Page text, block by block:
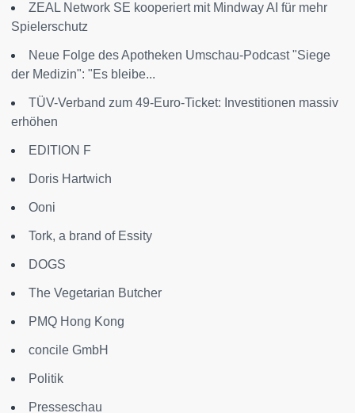
ZEAL Network SE kooperiert mit Mindway AI für mehr
Spielerschutz
Neue Folge des Apotheken Umschau-Podcast "Siege
der Medizin": "Es bleibe...
TÜV-Verband zum 49-Euro-Ticket: Investitionen massiv
erhöhen
EDITION F
Doris Hartwich
Ooni
Tork, a brand of Essity
DOGS
The Vegetarian Butcher
PMQ Hong Kong
concile GmbH
Politik
Presseschau